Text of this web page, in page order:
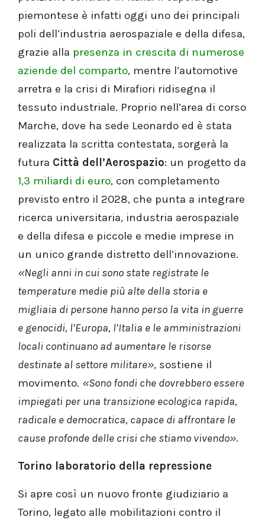
piemontese è infatti oggi uno dei principali
poli dell’industria aerospaziale e della difesa,
grazie alla presenza in crescita di numerose
aziende del comparto, mentre l’automotive
arretra e la crisi di Mirafiori ridisegna il
tessuto industriale. Proprio nell’area di corso
Marche, dove ha sede Leonardo ed è stata
realizzata la scritta contestata, sorgerà la
futura Città dell’Aerospazio: un progetto da
1,3 miliardi di euro, con completamento
previsto entro il 2028, che punta a integrare
ricerca universitaria, industria aerospaziale
e della difesa e piccole e medie imprese in
un unico grande distretto dell’innovazione.
«Negli anni in cui sono state registrate le
temperature medie più alte della storia e
migliaia di persone hanno perso la vita in guerre
e genocidi, l’Europa, l’Italia e le amministrazioni
locali continuano ad aumentare le risorse
destinate al settore militare», sostiene il
movimento. «Sono fondi che dovrebbero essere
impiegati per una transizione ecologica rapida,
radicale e democratica, capace di affrontare le
cause profonde delle crisi che stiamo vivendo».
Torino laboratorio della repressione
Si apre così un nuovo fronte giudiziario a
Torino, legato alle mobilitazioni contro il